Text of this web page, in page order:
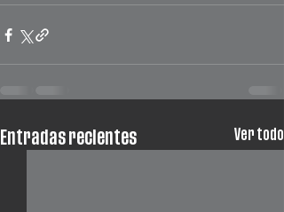
Entradas recientes Ver todo